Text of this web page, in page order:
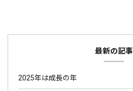
最新の記事
2025年は成長の年